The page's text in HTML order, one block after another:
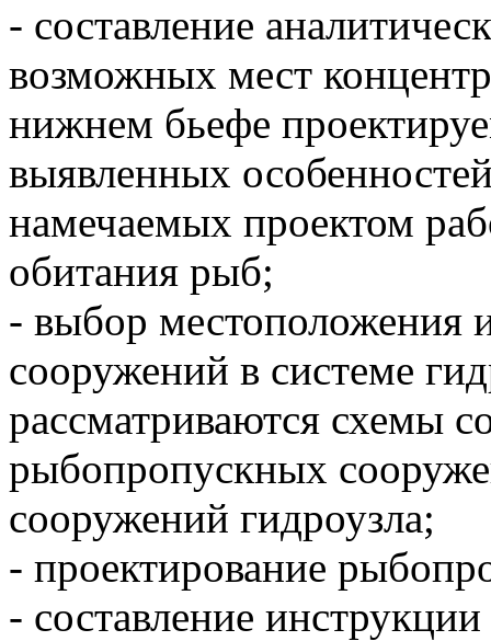
- составление
возможных мест
нижнем бьефе
выявленных
намечаемых проектом
обитания рыб;
- выбор местоположения
сооружений в системе
рассматриваются схемы
рыбопропускных
сооружений гидроузла;
- проектирование
- составление